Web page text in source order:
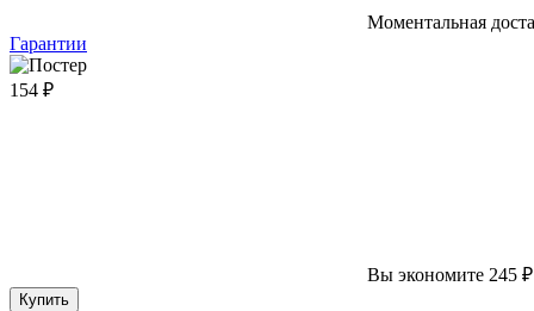
Моментальная
Гарантии
154 ₽
Вы экономите 245 ₽
Купить